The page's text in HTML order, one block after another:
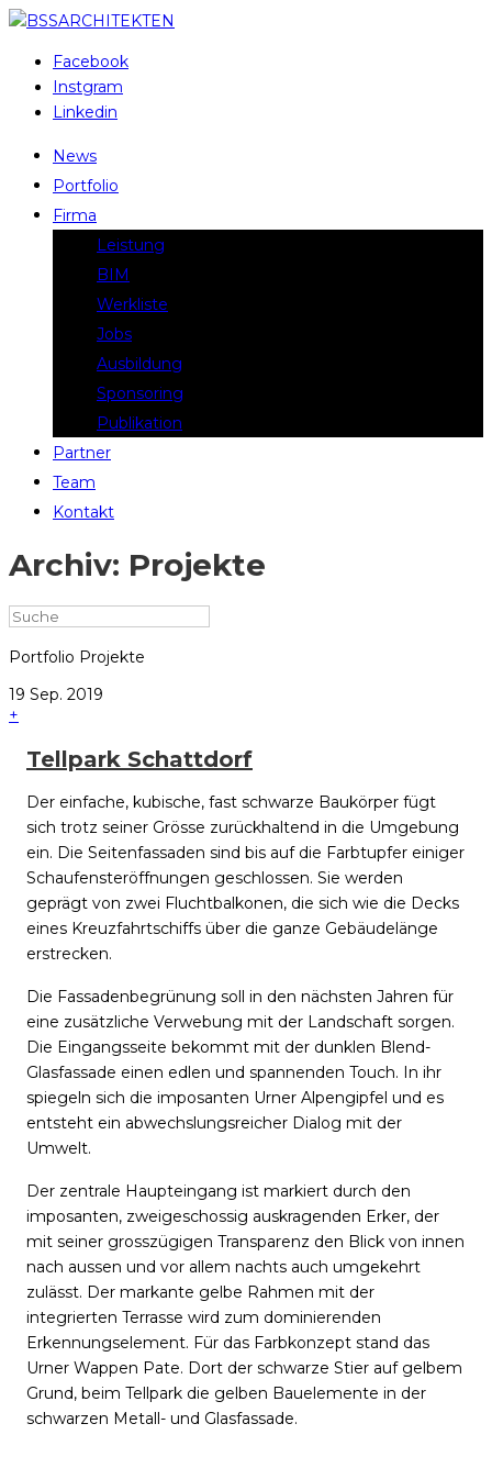
Facebook
Instgram
Linkedin
News
Portfolio
Firma
Leistung
BIM
Werkliste
Jobs
Ausbildung
Sponsoring
Publikation
Partner
Team
Kontakt
Archiv: Projekte
Portfolio Projekte
19 Sep. 2019
+
Tellpark Schattdorf
Der einfache, kubische, fast schwarze Baukörper fügt
sich trotz seiner Grösse zurückhaltend in die Umgebung
ein. Die Seitenfassaden sind bis auf die Farbtupfer einiger
Schaufensteröffnungen geschlossen. Sie werden
geprägt von zwei Fluchtbalkonen, die sich wie die Decks
eines Kreuzfahrtschiffs über die ganze Gebäudelänge
erstrecken.
Die Fassadenbegrünung soll in den nächsten Jahren für
eine zusätzliche Verwebung mit der Landschaft sorgen.
Die Eingangsseite bekommt mit der dunklen Blend-
Glasfassade einen edlen und spannenden Touch. In ihr
spiegeln sich die imposanten Urner Alpengipfel und es
entsteht ein abwechslungsreicher Dialog mit der
Umwelt.
Der zentrale Haupteingang ist markiert durch den
imposanten, zweigeschossig auskragenden Erker, der
mit seiner grosszügigen Transparenz den Blick von innen
nach aussen und vor allem nachts auch umgekehrt
zulässt. Der markante gelbe Rahmen mit der
integrierten Terrasse wird zum dominierenden
Erkennungselement. Für das Farbkonzept stand das
Urner Wappen Pate. Dort der schwarze Stier auf gelbem
Grund, beim Tellpark die gelben Bauelemente in der
schwarzen Metall- und Glasfassade.